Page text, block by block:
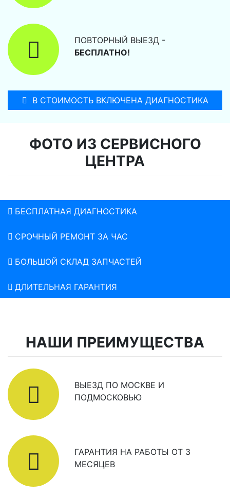
ПОВТОРНЫЙ ВЫЕЗД -
БЕСПЛАТНО!
В СТОИМОСТЬ ВКЛЮЧЕНА ДИАГНОСТИКА
ФОТО ИЗ СЕРВИСНОГО
ЦЕНТРА
БЕСПЛАТНАЯ ДИАГНОСТИКА
СРОЧНЫЙ РЕМОНТ ЗА ЧАС
БОЛЬШОЙ СКЛАД ЗАПЧАСТЕЙ
ДЛИТЕЛЬНАЯ ГАРАНТИЯ
НАШИ ПРЕИМУЩЕСТВА
ВЫЕЗД ПО МОСКВЕ И
ПОДМОСКОВЬЮ
ГАРАНТИЯ НА РАБОТЫ ОТ 3
МЕСЯЦЕВ